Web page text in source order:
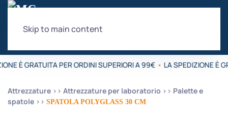
Skip to main content
È GRATUITA PER ORDINI SUPERIORI A 99€ • LA SPEDIZIONE È
Attrezzature Attrezzature per laboratorio
Palette e
spatole
SPATOLA POLYGLASS 30 CM